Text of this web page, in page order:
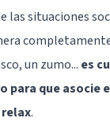
las situaciones
un zumo... es
para que asocie
.